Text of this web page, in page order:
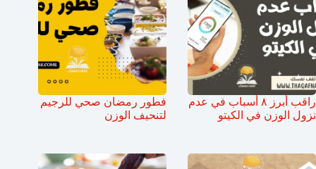
راقب أبرز ٨ أسباب في عدم
نزول الوزن في الكيتو
فطور رمضان صحي للرجيم
لتنحيف الوزن